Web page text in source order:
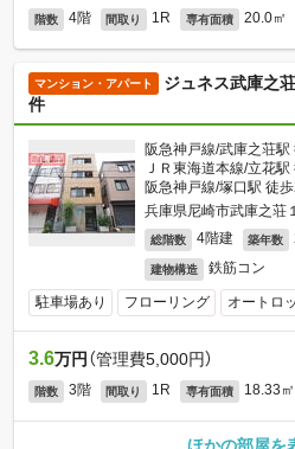
階数 4階 間取り 1R 専有面積 20.0㎡
マンション・アパート
ジュネス武庫之
件
阪急神戸線/武庫之荘駅
ＪＲ東海道本線/立花
阪急神戸線/塚口駅 徒
兵庫県尼崎市武庫之荘
総階数 4階建 築年数
建物構造 鉄筋コン
駐車場あり フローリング オートロ
3.6万円 （管理費5,000円）
階数 3階 間取り 1R 専有面積 18.33㎡